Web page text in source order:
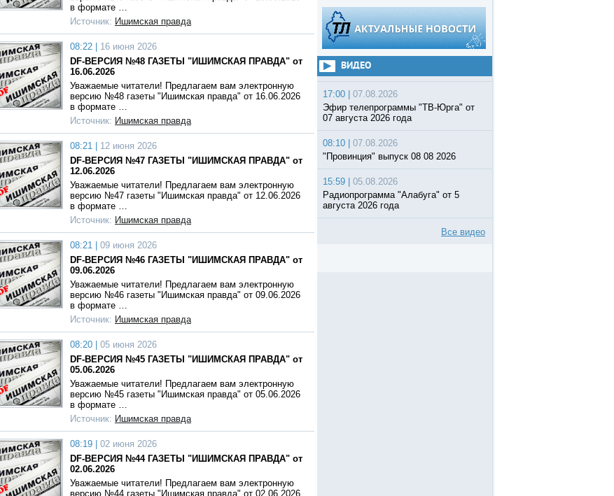
в формате …
Источник: Ишимская правда
08:22 |
16 июня 2026
DF-ВЕРСИЯ №48 ГАЗЕТЫ "ИШИМСКАЯ ПРАВДА" от
16.06.2026
Уважаемые читатели! Предлагаем вам электронную
версию №48 газеты "Ишимская правда" от 16.06.2026
в формате …
Источник: Ишимская правда
08:21 |
12 июня 2026
DF-ВЕРСИЯ №47 ГАЗЕТЫ "ИШИМСКАЯ ПРАВДА" от
12.06.2026
Уважаемые читатели! Предлагаем вам электронную
версию №47 газеты "Ишимская правда" от 12.06.2026
в формате …
Источник: Ишимская правда
08:21 |
09 июня 2026
DF-ВЕРСИЯ №46 ГАЗЕТЫ "ИШИМСКАЯ ПРАВДА" от
09.06.2026
Уважаемые читатели! Предлагаем вам электронную
версию №46 газеты "Ишимская правда" от 09.06.2026
в формате …
Источник: Ишимская правда
08:20 |
05 июня 2026
DF-ВЕРСИЯ №45 ГАЗЕТЫ "ИШИМСКАЯ ПРАВДА" от
05.06.2026
Уважаемые читатели! Предлагаем вам электронную
версию №45 газеты "Ишимская правда" от 05.06.2026
в формате …
Источник: Ишимская правда
08:19 |
02 июня 2026
DF-ВЕРСИЯ №44 ГАЗЕТЫ "ИШИМСКАЯ ПРАВДА" от
02.06.2026
Уважаемые читатели! Предлагаем вам электронную
версию №44 газеты "Ишимская правда" от 02.06.2026
ВИДЕО
17:00 |
07.08.2026
Эфир телепрограммы "ТВ-Юрга" от
07 августа 2026 года
08:10 |
07.08.2026
"Провинция" выпуск 08 08 2026
15:59 |
05.08.2026
Радиопрограмма "Алабуга" от 5
августа 2026 года
Все видео